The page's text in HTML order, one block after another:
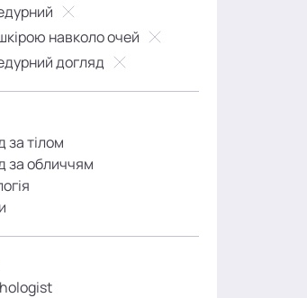
навколо очей
догляд
за тілом
за обличчям